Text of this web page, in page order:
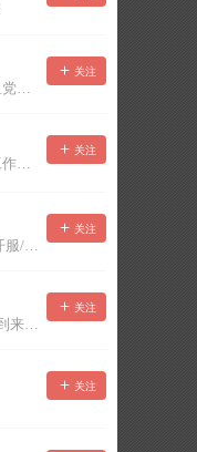
一只小萌新，万年摸鱼党！已经脱坑了。。。
关注
晚上在睡觉，白天在工作，不一定能及时回复，有事可以留言！
关注
群:1050040662 定制/开服/地图制作/价格公道
关注
CSOL大灾变欢迎你的到来。QQ群：967780922
关注
关注